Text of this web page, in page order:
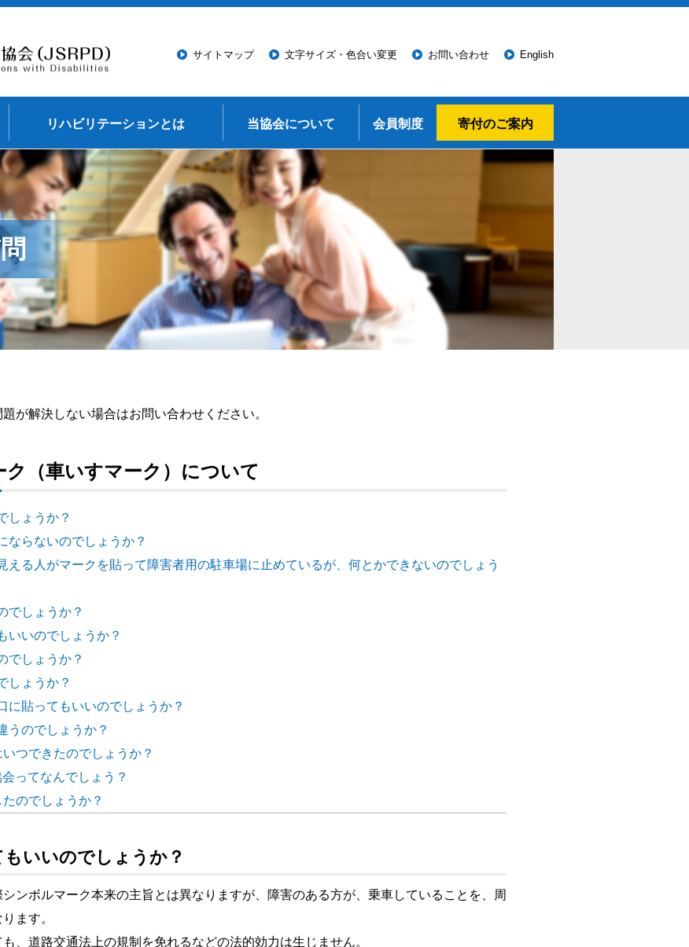
サイトマップ 文字サイズ・色合い変更 お問い合わせ English
リハビリテーションとは 当協会について 会員制度 寄付のご案内
が解決しない場合はお問い合わせください。
ク（車いすマーク）について
しょうか？
ならないのでしょうか？
える人がマークを貼って障害者用の駐車場に止めているが、何とかできないのでしょう
でしょうか？
いいのでしょうか？
でしょうか？
しょうか？
に貼ってもいいのでしょうか？
うのでしょうか？
つできたのでしょうか？
ってなんでしょう？
のでしょうか？
いいのでしょうか？
ンボルマーク本来の主旨とは異なりますが、障害のある方が、乗車していることを、周
ます。
、道路交通法上の規制を免れるなどの法的効力は生じません。